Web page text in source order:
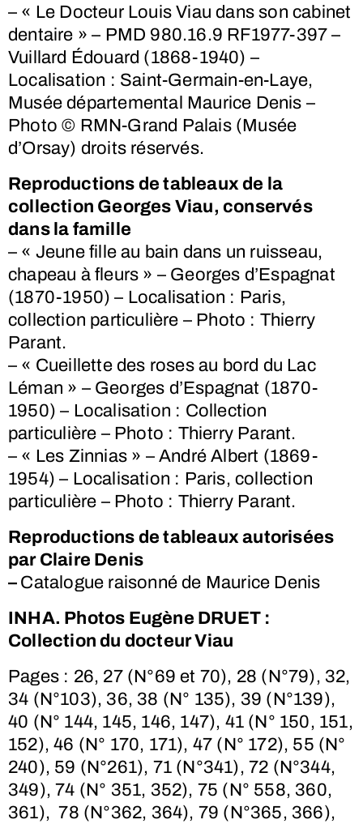
– « Le Docteur Louis Viau dans son cabinet
dentaire » – PMD 980.16.9 RF1977-397 –
Vuillard Édouard (1868-1940) –
Localisation : Saint-Germain-en-Laye,
Musée départemental Maurice Denis –
Photo © RMN-Grand Palais (Musée
d’Orsay) droits réservés.
Reproductions de tableaux de la
collection Georges Viau, conservés
dans la famille
– « Jeune fille au bain dans un ruisseau,
chapeau à fleurs » – Georges d’Espagnat
(1870-1950) – Localisation : Paris,
collection particulière – Photo : Thierry
Parant.
– « Cueillette des roses au bord du Lac
Léman » – Georges d’Espagnat (1870-
1950) – Localisation : Collection
particulière – Photo : Thierry Parant.
– « Les Zinnias » – André Albert (1869-
1954) – Localisation : Paris, collection
particulière – Photo : Thierry Parant.
Reproductions de tableaux autorisées
par Claire Denis
– Catalogue raisonné de Maurice Denis
INHA. Photos Eugène DRUET :
Collection du docteur Viau
Pages : 26, 27 (N°69 et 70), 28 (N°79), 32,
34 (N°103), 36, 38 (N° 135), 39 (N°139),
40 (N° 144, 145, 146, 147), 41 (N° 150, 151,
152), 46 (N° 170, 171), 47 (N° 172), 55 (N°
240), 59 (N°261), 71 (N°341), 72 (N°344,
349), 74 (N° 351, 352), 75 (N° 558, 360,
361), 78 (N°362, 364), 79 (N°365, 366),